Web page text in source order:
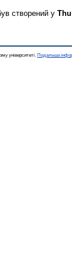
створений у
університеті. Подальша